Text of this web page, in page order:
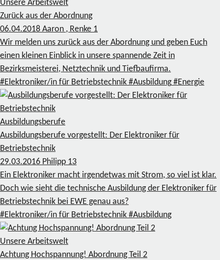
Unsere Arbeitswelt
Zurück aus der Abordnung
06.04.2018 Aaron , Renke 1
Wir melden uns zurück aus der Abordnung und geben Euch
einen kleinen Einblick in unsere spannende Zeit in
Bezirksmeisterei, Netztechnik und Tiefbaufirma.
#Elektroniker/in für Betriebstechnik #Ausbildung #Energie
Ausbildungsberufe
Ausbildungsberufe vorgestellt: Der Elektroniker für
Betriebstechnik
29.03.2016 Philipp 13
Ein Elektroniker macht irgendetwas mit Strom, so viel ist klar.
Doch wie sieht die technische Ausbildung der Elektroniker für
Betriebstechnik bei EWE genau aus?
#Elektroniker/in für Betriebstechnik #Ausbildung
Unsere Arbeitswelt
Achtung Hochspannung! Abordnung Teil 2